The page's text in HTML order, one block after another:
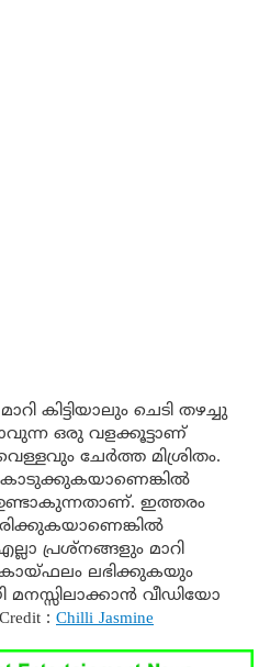
കിട്ടിയാലും ചെടി തഴച്ചു
ഒരു വളക്കൂട്ടാണ്
ചേർത്ത മിശ്രിതം.
കൊടുക്കുകയാണെങ്കിൽ
ഇത്തരം
പ്രശ്നങ്ങളും മാറി
ലഭിക്കുകയും
മനസ്സിലാക്കാൻ വീഡിയോ
: Chilli Jasmine